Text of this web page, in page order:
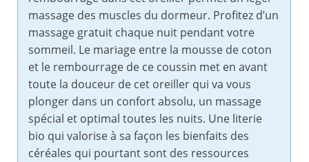
massage des muscles du dormeur. Profitez d’un
massage gratuit chaque nuit pendant votre
sommeil. Le mariage entre la mousse de coton
et le rembourrage de ce coussin met en avant
toute la douceur de cet oreiller qui va vous
plonger dans un confort absolu, un massage
spécial et optimal toutes les nuits. Une literie
bio qui valorise à sa façon les bienfaits des
céréales qui pourtant sont des ressources